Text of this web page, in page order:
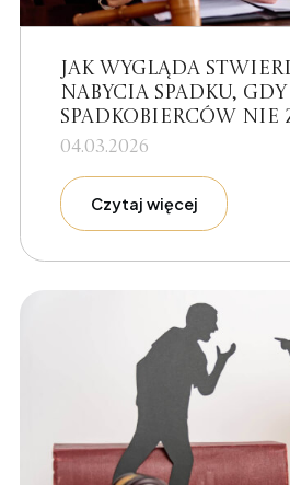
Jak wygląda
nabycia spadku,
spadkobierców nie
04.03.2026
Czytaj więcej